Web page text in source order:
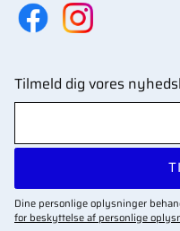
Tilmeld dig vores
Dine personlige oplysninger
for beskyttelse af personlige